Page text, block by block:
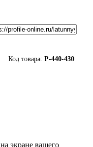
Код товара: P-440-430
экране вашего